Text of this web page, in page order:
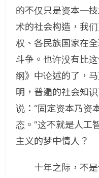
的不仅只是资本─
术的社会构造，我
权、各民族国家在
斗争。也许没有比
纲》中论述的了，
明，普遍的社会知
说：“固定资本乃资
态。”这不就是人工
主义的梦中情人？
十年之际，不